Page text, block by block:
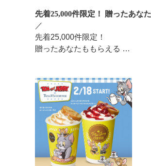
先着25,000件限定！​ 贈ったあな
／ ​
先着25,000件限定！​
贈ったあなたももらえる ​
LINEギフト限定！タリーズデジ
分のデジタルギフトがもらえるキ